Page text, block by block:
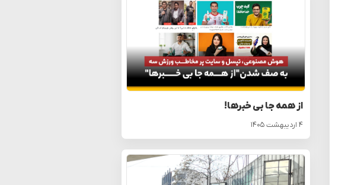
از همه جا بی خبرها!
۴ اردیبهشت ۱۴۰۵